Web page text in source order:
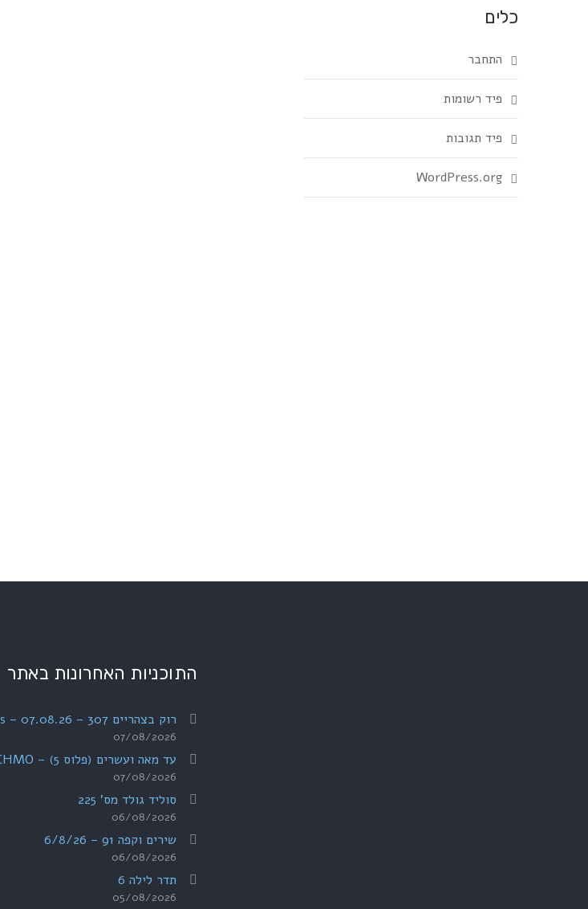
כלים
התחבר
פיד רשומות
פיד תגובות
WordPress.org
התוכניות האחרונות באתר
רוק בצהריים 307 – 07.08.26 – Uriel's Choices
07/08/2026
עד מאה ועשרים (פלוס 5) – SATCHMO
07/08/2026
סוליד גולד מס' 225
06/08/2026
שירים וקפה 91 – 6/8/26
06/08/2026
תדר לילה 6
05/08/2026